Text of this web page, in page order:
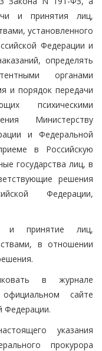
и принятия лиц,
установленного
Федерации и
определять
органами
и порядок передачи
психическими
Министерству
и Федеральной
в Российскую
государства лиц, в
решения
Федерации,
и принятие лиц,
в отношении
в журнале
сайте
Федерации.
указания
прокурора